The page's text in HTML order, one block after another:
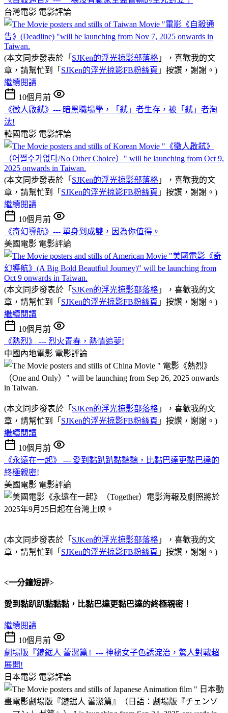
台灣電影 電影評論
(本文同步發表於「 SJKen的浮光掠影部落格 」，喜歡我的文
章，請幫忙到「 SJKen的浮光掠影FB粉絲頁 」按讚，謝謝。)
繼續閱讀
10個月前
《徵人啟弒》--- 暗黑職場學，「弒」者生存，被「弒」者淘
汰!
韓國電影 電影評論
(本文同步發表於「 SJKen的浮光掠影部落格 」，喜歡我的文
章，請幫忙到「 SJKen的浮光掠影FB粉絲頁 」按讚，謝謝。)
繼續閱讀
10個月前
《奇幻導航》--- 單身到成雙，因為你值得。
美國電影 電影評論
(本文同步發表於「 SJKen的浮光掠影部落格 」，喜歡我的文
章，請幫忙到「 SJKen的浮光掠影FB粉絲頁 」按讚，謝謝。)
繼續閱讀
10個月前
《熱烈》 --- 烈火青春，熱情追夢!
中國內地電影 電影評論
(本文同步發表於「 SJKen的浮光掠影部落格 」，喜歡我的文
章，請幫忙到「 SJKen的浮光掠影FB粉絲頁 」按讚，謝謝。)
繼續閱讀
10個月前
《永遠在一起》 --- 愛到黏趴趴黏黐黐，比黏巴達更黏巴達的
終極親密!
美國電影 電影評論
(本文同步發表於「 SJKen的浮光掠影部落格 」，喜歡我的文
章，請幫忙到「 SJKen的浮光掠影FB粉絲頁 」按讚，謝謝。)
<一分鐘短評>
愛到黏趴趴黏黏黏，比黏巴達更黏巴達的終極親密！
繼續閱讀
10個月前
劇場版『鏈鋸人 蕾潔篇』--- 神秘女子色誘淀治，驚人對戰超
展開!
日本電影 電影評論